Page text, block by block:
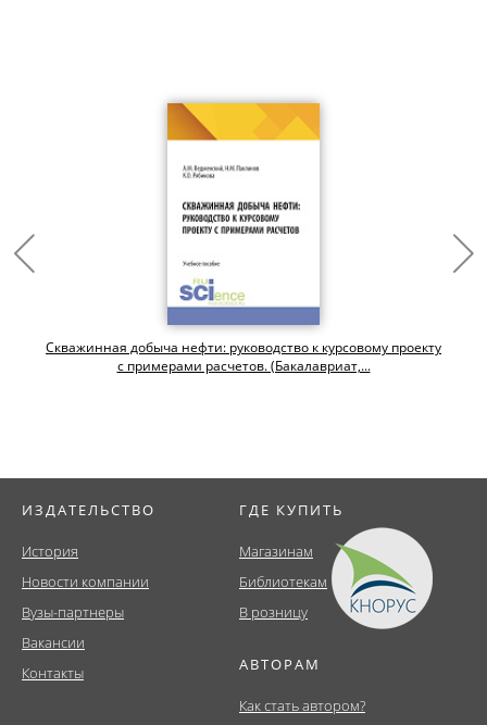
Скважинная добыча нефти: руководство к курсовому проекту
с примерами расчетов. (Бакалавриат,...
ИЗДАТЕЛЬСТВО
История
Новости компании
Вузы-партнеры
Вакансии
Контакты
ГДЕ КУПИТЬ
Магазинам
Библиотекам
В розницу
АВТОРАМ
Как стать автором?